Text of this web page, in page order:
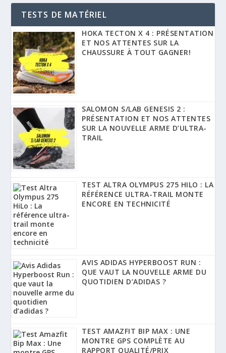
TESTS DE MATÉRIEL
HOKA TECTON X 4 : PRÉSENTATION
ET NOS ATTENTES SUR LA
CHAUSSURE À TOUT GAGNER!
SALOMON S/LAB GENESIS 2 :
PRÉSENTATION ET NOS ATTENTES
SUR LA NOUVELLE ARME D’ULTRA-
TRAIL
TEST ALTRA OLYMPUS 275 HILO : LA
RÉFÉRENCE ULTRA-TRAIL MONTE
ENCORE EN TECHNICITÉ
AVIS ADIDAS HYPERBOOST RUN :
QUE VAUT LA NOUVELLE ARME DU
QUOTIDIEN D’ADIDAS ?
TEST AMAZFIT BIP MAX : UNE
MONTRE GPS COMPLÈTE AU
RAPPORT QUALITÉ/PRIX